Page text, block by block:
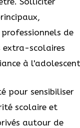
de
extra-scolaires
à
pour sensibiliser
scolaire et
autour de